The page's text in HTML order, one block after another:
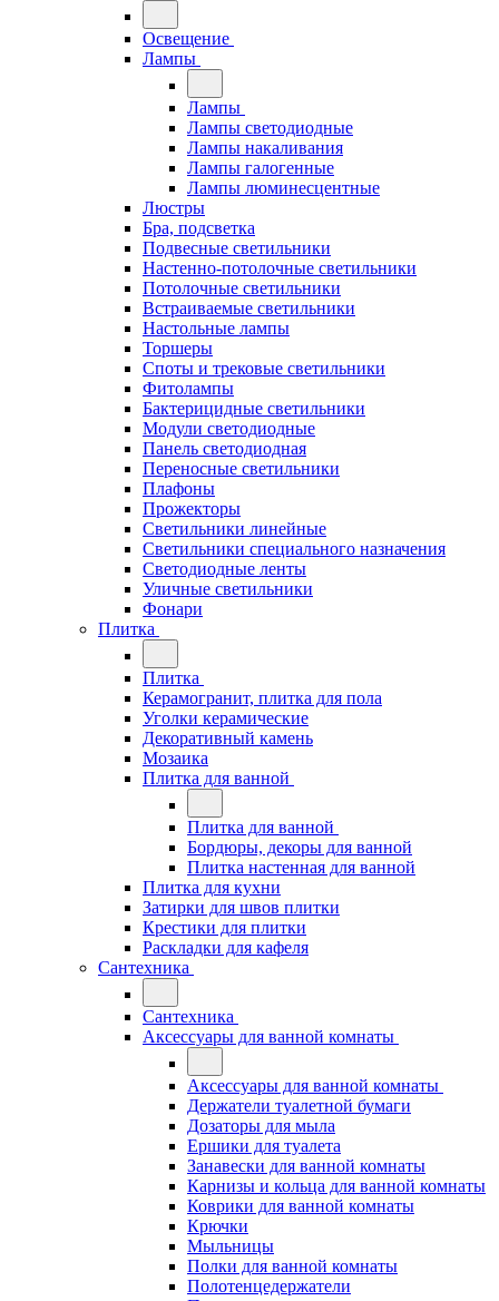
Освещение
Лампы
Лампы
Лампы светодиодные
Лампы накаливания
Лампы галогенные
Лампы люминесцентные
Люстры
Бра, подсветка
Подвесные светильники
Настенно-потолочные светильники
Потолочные светильники
Встраиваемые светильники
Настольные лампы
Торшеры
Споты и трековые светильники
Фитолампы
Бактерицидные светильники
Модули светодиодные
Панель светодиодная
Переносные светильники
Плафоны
Прожекторы
Светильники линейные
Светильники специального назначения
Светодиодные ленты
Уличные светильники
Фонари
Плитка
Плитка
Керамогранит, плитка для пола
Уголки керамические
Декоративный камень
Мозаика
Плитка для ванной
Плитка для ванной
Бордюры, декоры для ванной
Плитка настенная для ванной
Плитка для кухни
Затирки для швов плитки
Крестики для плитки
Раскладки для кафеля
Сантехника
Сантехника
Аксессуары для ванной комнаты
Аксессуары для ванной комнаты
Держатели туалетной бумаги
Дозаторы для мыла
Ершики для туалета
Занавески для ванной комнаты
Карнизы и кольца для ванной комнаты
Коврики для ванной комнаты
Крючки
Мыльницы
Полки для ванной комнаты
Полотенцедержатели